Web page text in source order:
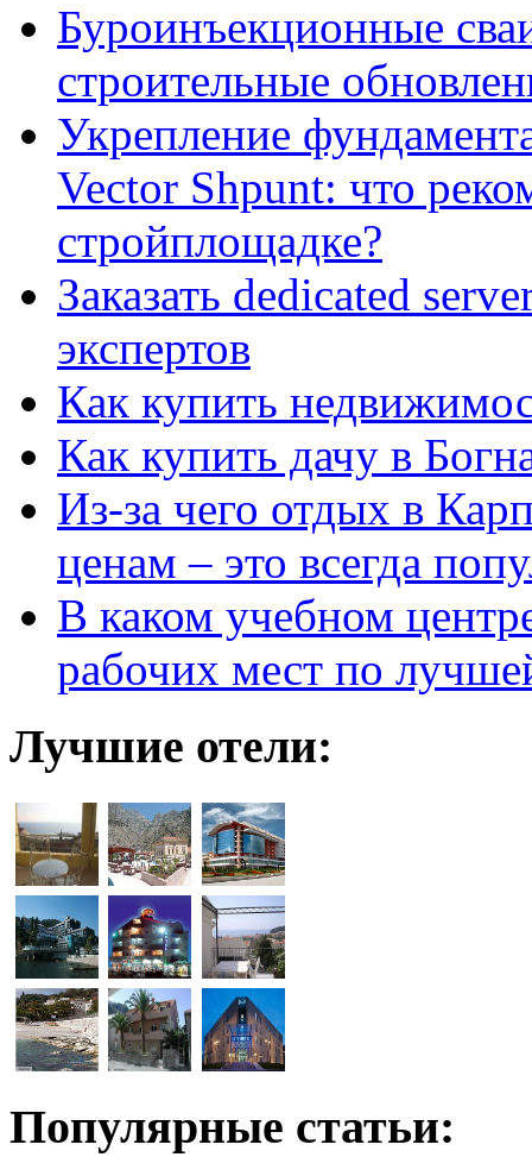
Буроинъекционные
строительные
Укрепление
Vector Shpunt: что
стройплощадке?
Заказать dedicated
экспертов
Как купить
Как купить дачу в
Из-за чего отдых в
ценам – это всегда
В каком учебном
рабочих мест по
Лучшие отели:
Популярные статьи: